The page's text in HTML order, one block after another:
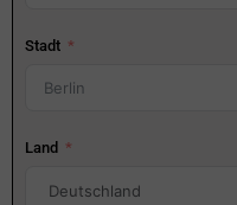
Stadt
Land